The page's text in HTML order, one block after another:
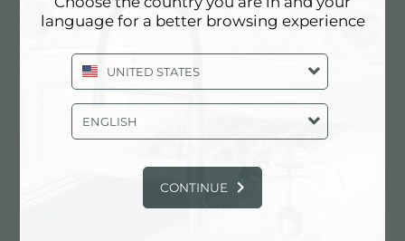
FOSTER PARTICIPE À LA FOIRE USA KBIS 2021
FOSTER PENSER EN DEHORS DES SENTIERS BATTUS
FOSTER POUR LA FAI
language for a better browsing experience
UNITED STATES
ENGLISH
CONTINUE